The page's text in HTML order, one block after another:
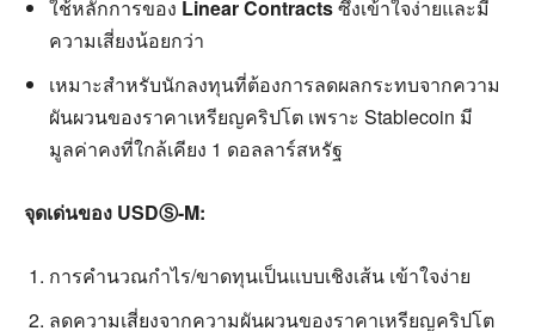
ใช้หลักการของ Linear Contractsซึ่งเข้าใจง่ายและมี
ความเสี่ยงน้อยกว่า
เหมาะสำหรับนักลงทุนที่ต้องการลดผลกระทบจากความ
ผันผวนของราคาเหรียญคริปโต เพราะ Stablecoin มี
มูลค่าคงที่ใกล้เคียง 1 ดอลลาร์สหรัฐ
จุดเด่นของ USDⓈ-M:
การคำนวณกำไร/ขาดทุนเป็นแบบเชิงเส้น เข้าใจง่าย
ลดความเสี่ยงจากความผันผวนของราคาเหรียญคริปโต